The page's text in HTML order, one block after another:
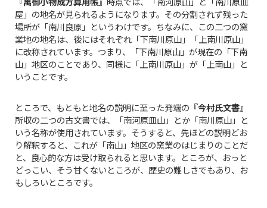
『萬御小物成方算用帳』時点では、「南河原山」と「南川原皿
屋」の地名が見られるようになります。その分割されず残った
場所が「南川良原」というわけです。ちなみに、この二つの窯
業地の地名は、後にはそれぞれ「下南川原山」「上南川原山」
に改称されています。つまり、「下南川原山」が現在の「下南
山」地区のことであり、同様に「上南川原山」が「上南山」と
いうことです。
ところで、もともと地名の説明に至った発端の 『今村氏文書』
所収の二つの古文書では、「南河原皿山」とか「南川原山」と
いう名称が使用されています。そうすると、先ほどの説明どお
り解釈すると、これが「南山」地区の窯業のはじまりのことだ
と、良心的な方は受け取られると思います。ところが、おっと
どっこい、そう甘くないところが、歴史の難しさでもあり、お
もしろいところです。